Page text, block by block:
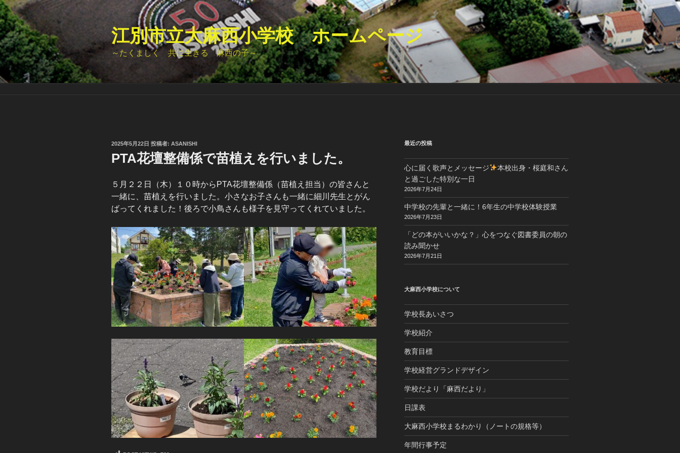
コ
ン
テ
ン
ツ
へ
ス
江別市立大麻西小学校 ホームページ
～たくましく 共に生きる 麻西の子～
投
日:
2025年5月22日 投稿者: ASANISHI
PTA花壇整備係で苗植えを行いました。
５月２２日（木）１０時からPTA花壇整備係（苗植え担当）の皆さんと
一緒に、苗植えを行いました。小さなお子さんも一緒に細川先生とがん
ばってくれました！後ろで小鳥さんも様子を見守ってくれていました。
最近の投稿
心に届く歌声とメッセージ
本校出身・桜庭和さん
と過ごした特別な一日
2026年7月24日
中学校の先輩と一緒に！6年生の中学校体験授業
2026年7月23日
「どの本がいいかな？」心をつなぐ図書委員の朝の
読み聞かせ
2026年7月21日
大麻西小学校について
学校長あいさつ
学校紹介
教育目標
学校経営グランドデザイン
学校だより「麻西だより」
日課表
大麻西小学校まるわかり（ノートの規格等）
年間行事予定